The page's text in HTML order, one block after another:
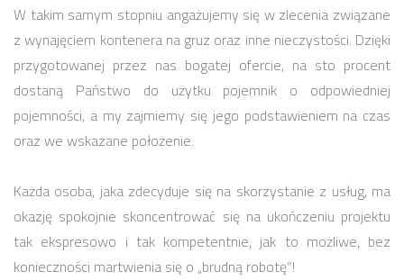
W takim samym stopniu angażujemy się w zlecenia związane
z wynajęciem kontenera na gruz oraz inne nieczystości. Dzięki
przygotowanej przez nas bogatej ofercie, na sto procent
dostaną Państwo do użytku pojemnik o odpowiedniej
pojemności, a my zajmiemy się jego podstawieniem na czas
oraz we wskazane położenie.
Każda osoba, jaka zdecyduje się na skorzystanie z usług, ma
okazję spokojnie skoncentrować się na ukończeniu projektu
tak ekspresowo i tak kompetentnie, jak to możliwe, bez
konieczności martwienia się o „brudną robotę”!